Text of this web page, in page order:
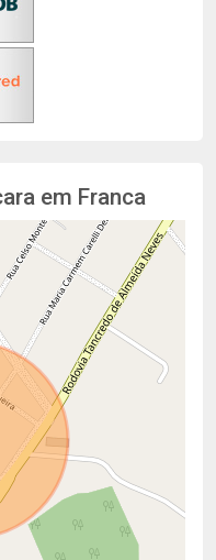
em Franca